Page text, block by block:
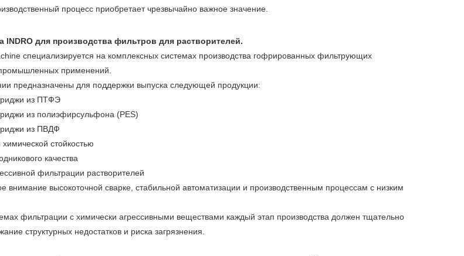
процесс приобретает чрезвычайно важное значение.
для производства фильтров для растворителей.
специализируется на комплексных системах производства гофрированных фильтрующих
применений.
предназначены для поддержки выпуска следующей продукции:
из ПТФЭ
из полиэфирсульфона (PES)
из ПВДФ
стойкостью
качества
фильтрации растворителей
внимание высокоточной сварке, стабильной автоматизации и производственным процессам с низким
фильтрации с химически агрессивными веществами каждый этап производства должен тщательно
структурных недостатков и риска загрязнения.